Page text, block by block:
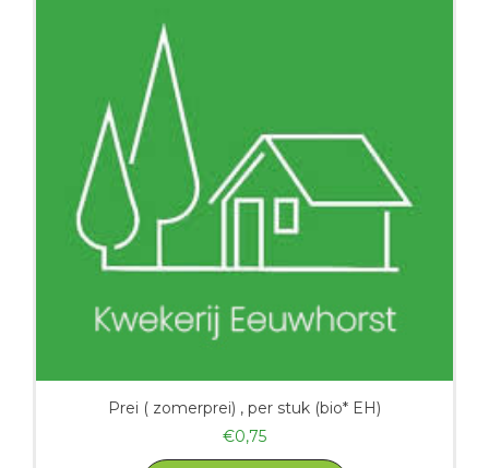
Prei ( zomerprei) , per stuk (bio* EH)
€0,75